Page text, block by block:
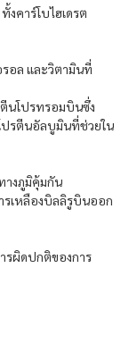
งคาร์โบไฮเดรต
รอล และวิตามินที่
นโปรทรอมบินซึ่ง
ปรตีนอัลบูมินที่ช่วยใน
างภูมิคุ้มกัน
รเหลืองบิลลิรูบินออก
รผิดปกติของการ